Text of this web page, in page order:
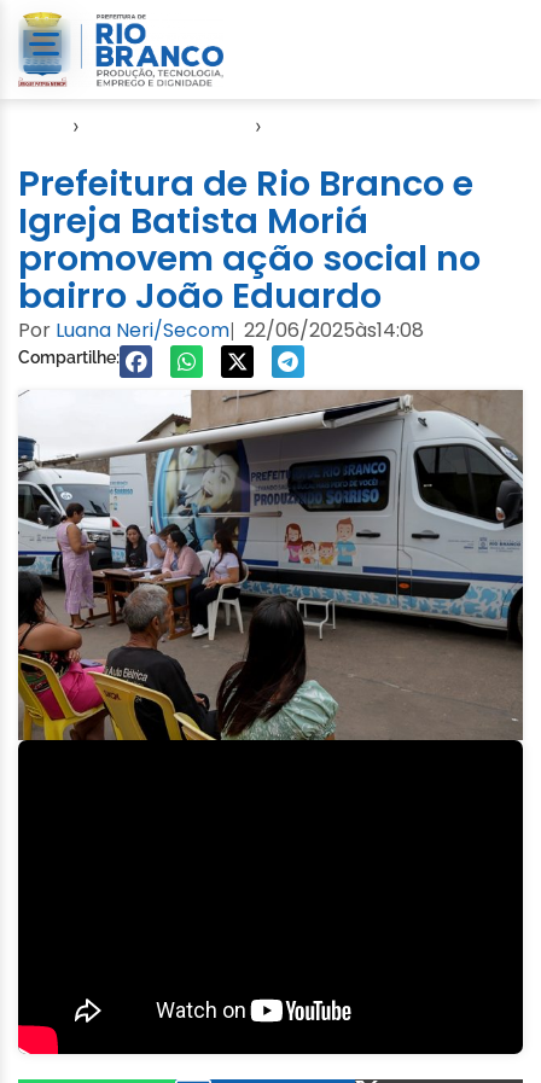
› ›
Prefeitura de Rio Branco e
Igreja Batista Moriá
promovem ação social no
bairro João Eduardo
Por Luana Neri/Secom| 22/06/2025às14:08
Compartilhe: